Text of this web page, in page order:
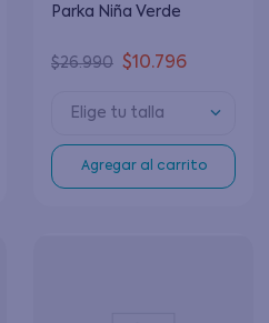
Parka Niña Verde
$26.990 $10.796
Elige tu talla
Agregar al carrito